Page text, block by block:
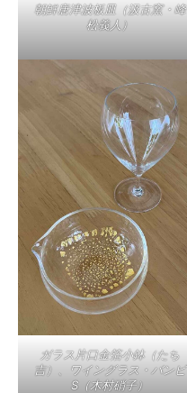
朝鮮唐津波板皿（汲古窯・峰
松義人）
ガラス片口金箔小鉢（たち
吉）、ワイングラス・バンビ
S（木村硝子）